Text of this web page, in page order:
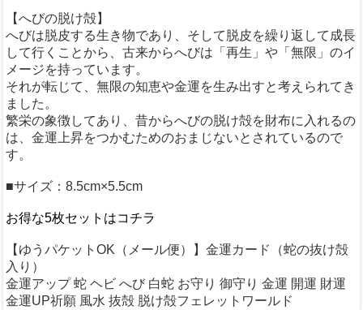
【へびの脱け殻】
へびは脱皮する生き物であり、そして脱皮を繰り返して成長
して行くことから、古来からへびは「再生」や「無限」のイ
メージを持っています。
それが転じて、無限の知恵や金運を生み出すと考えられてき
ました。
繁栄の象徴してあり、昔からへびの脱け殻を財布に入れるの
は、金運上昇をつかむためのおまじないとされているので
す。
■サイズ：8.5cm×5.5cm
お得な5枚セットはコチラ
【ゆうパケットOK（メール便）】金運カード（蛇の抜け殻
入り）
金運アップ 蛇 ヘビ へび 白蛇 お守り 御守り 金運 開運 財運
金運UP祈願 風水 抜殻 脱け殻フェレットワールド